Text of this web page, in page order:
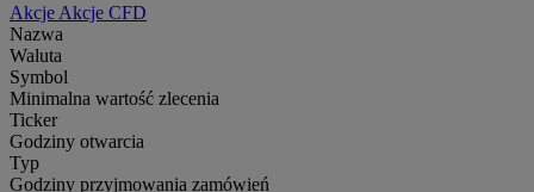
Akcje Akcje CFD
Nazwa
Waluta
Symbol
Minimalna wartość zlecenia
Ticker
Godziny otwarcia
Typ
Godziny przyjmowania zamówień